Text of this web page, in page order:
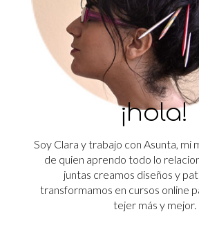
¡hola!
Soy Clara y trabajo con Asunta, mi
de quien aprendo todo lo
juntas creamos diseños y
transformamos en cursos online
tejer más y mejor.